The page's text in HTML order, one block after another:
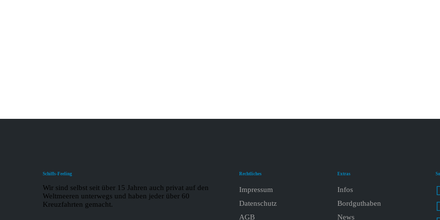
Schiffs-Feeling
Wir sind selbst seit über 15 Jahren auch privat auf den
Weltmeeren unterwegs und haben jeder über 60
Kreuzfahrten gemacht.
Rechtliches
Impressum
Datenschutz
AGB
Extras
Infos
Bordguthaben
News